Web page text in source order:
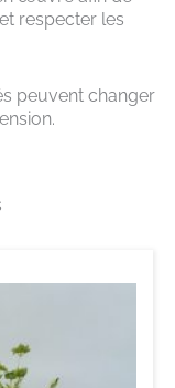
respecter les
peuvent changer